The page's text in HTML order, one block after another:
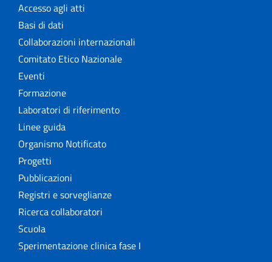
Accesso agli atti
Basi di dati
Collaborazioni internazionali
Comitato Etico Nazionale
Eventi
Formazione
Laboratori di riferimento
Linee guida
Organismo Notificato
Progetti
Pubblicazioni
Registri e sorveglianze
Ricerca collaboratori
Scuola
Sperimentazione clinica fase I